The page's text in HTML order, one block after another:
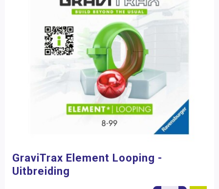
GraviTrax Element Looping -
Uitbreiding